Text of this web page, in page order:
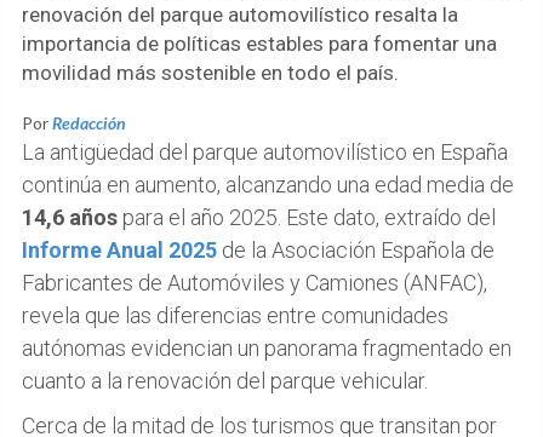
renovación del parque automovilístico resalta la
importancia de políticas estables para fomentar una
movilidad más sostenible en todo el país.
PorRedacción
La antigüedad del parque automovilístico en España
continúa en aumento, alcanzando una edad media de
14,6 años para el año 2025. Este dato, extraído del
Informe Anual 2025 de la Asociación Española de
Fabricantes de Automóviles y Camiones (ANFAC),
revela que las diferencias entre comunidades
autónomas evidencian un panorama fragmentado en
cuanto a la renovación del parque vehicular.
Cerca de la mitad de los turismos que transitan por